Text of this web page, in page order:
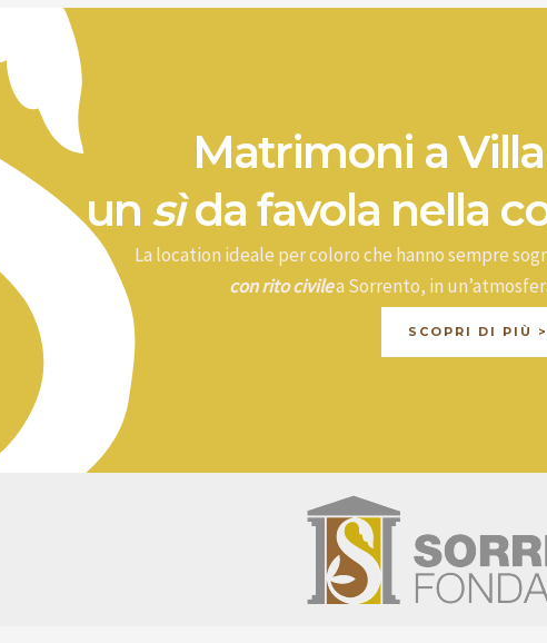
Matrimoni a
un sìda favola nella
La location ideale per coloro che hanno sempre
con rito civilea Sorrento, in
SCOPRI DI PIÙ